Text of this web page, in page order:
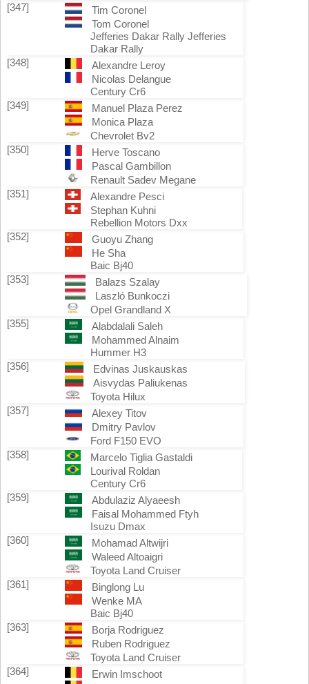
[347]
Tim Coronel
Tom Coronel
Jefferies Dakar Rally Jefferies
Dakar Rally
[348]
Alexandre Leroy
Nicolas Delangue
Century Cr6
[349]
Manuel Plaza Perez
Monica Plaza
Chevrolet Bv2
[350]
Herve Toscano
Pascal Gambillon
Renault Sadev Megane
[351]
Alexandre Pesci
Stephan Kuhni
Rebellion Motors Dxx
[352]
Guoyu Zhang
He Sha
Baic Bj40
[353]
Balazs Szalay
Laszló Bunkoczi
Opel Grandland X
[355]
Alabdalali Saleh
Mohammed Alnaim
Hummer H3
[356]
Edvinas Juskauskas
Aisvydas Paliukenas
Toyota Hilux
[357]
Alexey Titov
Dmitry Pavlov
Ford F150 EVO
[358]
Marcelo Tiglia Gastaldi
Lourival Roldan
Century Cr6
[359]
Abdulaziz Alyaeesh
Faisal Mohammed Ftyh
Isuzu Dmax
[360]
Mohamad Altwijri
Waleed Altoaigri
Toyota Land Cruiser
[361]
Binglong Lu
Wenke MA
Baic Bj40
[363]
Borja Rodriguez
Ruben Rodriguez
Toyota Land Cruiser
[364]
Erwin Imschoot